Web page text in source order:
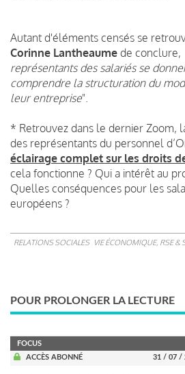
Autant d'éléments censés se
Corinne Lantheaume de conclure,
représentants des salariés se
comprendre la structuration du
leur entreprise".
* Retrouvez dans le dernier Zoom,
des représentants du personnel
éclairage complet sur les droits
cela fonctionne ? Qui a intérêt au
Quelles conséquences pour les
européens ?
RELATIONS SOCIALES VIE ÉCONOMIQUE, RSE &
POUR PROLONGER LA LECTURE
FOCUS
ACCÈS ABONNÉ
31 / 07 /